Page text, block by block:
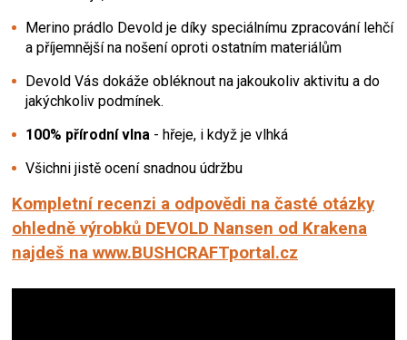
Merino prádlo Devold je díky speciálnímu zpracování lehčí
a příjemnější na nošení oproti ostatním materiálům
Devold Vás dokáže obléknout na jakoukoliv aktivitu a do
jakýchkoliv podmínek.
100% přírodní vlna - hřeje, i když je vlhká
Všichni jistě ocení snadnou údržbu
Kompletní recenzi a odpovědi na časté otázky
ohledně výrobků DEVOLD Nansen od Krakena
najdeš na www.BUSHCRAFTportal.cz